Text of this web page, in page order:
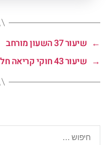
← שיעור 37 השעון מורחב
→ שיעור 43 חוקי קריאה חלק 3 מורחב